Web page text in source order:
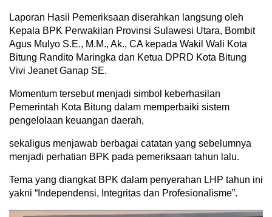
Laporan Hasil Pemeriksaan diserahkan langsung oleh
Kepala BPK Perwakilan Provinsi Sulawesi Utara, Bombit
Agus Mulyo S.E., M.M., Ak., CA kepada Wakil Wali Kota
Bitung Randito Maringka dan Ketua DPRD Kota Bitung
Vivi Jeanet Ganap SE.
Momentum tersebut menjadi simbol keberhasilan
Pemerintah Kota Bitung dalam memperbaiki sistem
pengelolaan keuangan daerah,
sekaligus menjawab berbagai catatan yang sebelumnya
menjadi perhatian BPK pada pemeriksaan tahun lalu.
Tema yang diangkat BPK dalam penyerahan LHP tahun ini
yakni “Independensi, Integritas dan Profesionalisme”.